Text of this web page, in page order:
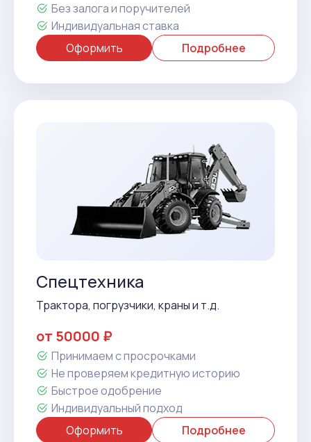
Без залога и поручителей
Индивидуальная ставка
Оформить
Подробнее
Спецтехника
Трактора, погрузчики, краны и т.д.
от 50000 ₽
Принимаем с просрочками
Не проверяем кредитную историю
Быстрое одобрение
Индивидуальный подход
Оформить
Подробнее